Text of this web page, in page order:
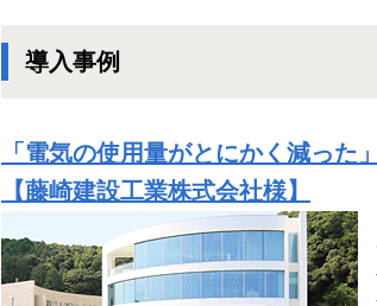
導入事例
「電気の使用量がとにかく減った
【藤崎建設工業株式会社様】